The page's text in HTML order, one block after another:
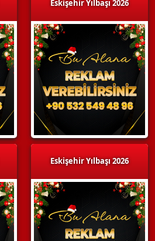
Eskişehir Yılbaşı 2026
Eskişehir Yılbaşı 2026